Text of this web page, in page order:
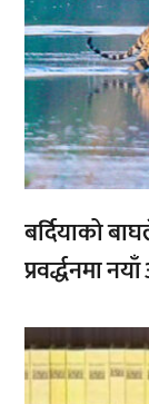
बर्दियाको
प्रवर्द्धनमा
,,